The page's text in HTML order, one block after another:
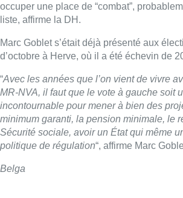
occuper une place de “combat”,
liste, affirme la DH.
Marc Goblet s’était déjà présenté aux
d’octobre à Herve, où il a été échevin de
“Avec les années que l’on vient de vivre
MR-NVA, il faut que le vote à gauche soit
incontournable pour mener à bien des
minimum garanti, la pension minimale, le
Sécurité sociale, avoir un État qui même
politique de régulation“, affirme Marc
Belga